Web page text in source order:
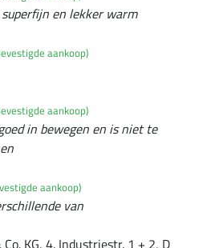
en lekker warm
aankoop)
aankoop)
in bewegen en is niet te
aankoop)
van
KG, 4. Industriestr. 1 + 2, D